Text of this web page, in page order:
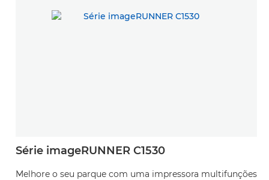
Série imageRUNNER C1530
Melhore o seu parque com uma impressora multifunções